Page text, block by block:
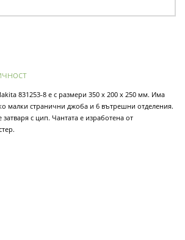
831253-8 е с размери 350 x 200 x 250 мм. Има
малки странични джоба и 6 вътрешни отделения.
с цип. Чантата е изработена от